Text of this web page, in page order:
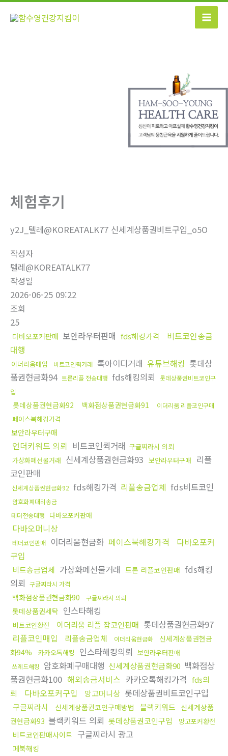
콘
체험후기
y2J_텔레@KOREATALK77 신세계상품권비트구입_o5O
작성자
텔레@KOREATALK77
작성일
2026-06-25 09:22
조회
25
다바오포커판매 보안라우터판매 fds해킹가격
비트코인송금
대행
이더리움매입 비트코인퀵거래 톡아이디거래 유튜브해킹 롯데상
품권현금화94 트론리플 전송대행 fds해킹의뢰
롯데상품권비트코인구
입
롯데상품권현금화92 백화점상품권현금화91 이더리움 리플코인구매
페이스북해킹가격
보안라우터구매
언더키워드 의뢰 비트코인퀵거래 구글찌라시 의뢰
가상화폐선물거래 신세계상품권현금화93 보안라우터구매
리플
코인판매
신세계상품권현금화92 fds해킹가격 리플송금업체 fds비트코인
암호화폐대리송금
테더전송대행
다바오포커판매
다바오머니상
테더코인판매 이더리움현금화 페이스북해킹가격
다바오포커
구입
비트송금업체 가상화폐선물거래 트론 리플코인판매 fds해킹
의뢰 구글찌라시 가격
백화점상품권현금화90 구글찌라시 의뢰
롯데상품권세탁 인스타해킹
비트코인환전 이더리움 리플 잡코인판매 롯데상품권현금화97
리플코인매입
리플송금업체 이더리움현금화
신세계상품권현금
화94%
카카오톡해킹 인스타해킹의뢰 보안라우터판매
쓰레드해킹 암호화폐구매대행 신세계상품권현금화90 백화점상
품권현금화100 해외송금서비스 카카오톡해킹가격 fds의
뢰
다바오포커구입 망고머니상 롯데상품권비트코인구입
구글찌라시 신세계상품권코인구매방법 블랙키워드 신세계상품
권현금화93 블랙키워드 의뢰 롯데상품권코인구입 망고포커환전
비트코인판매사이트 구글찌라시 광고
페북해킹